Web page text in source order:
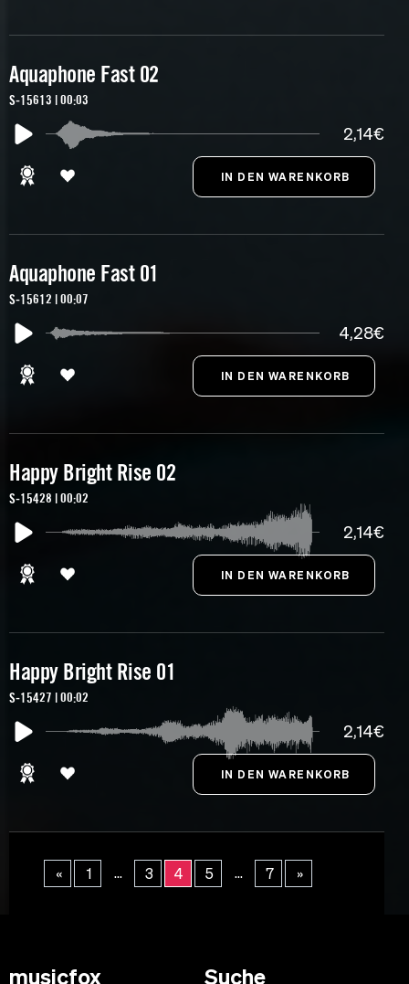
Aquaphone Fast 02
S-15613 | 00:03
2,14€
Aquaphone Fast 01
S-15612 | 00:07
4,28€
Happy Bright Rise 02
S-15428 | 00:02
2,14€
Happy Bright Rise 01
S-15427 | 00:02
2,14€
« 1 ... 3 4 5 ... 7 »
musicfox Suche